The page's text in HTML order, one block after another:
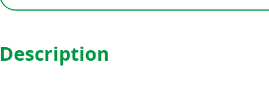
Description